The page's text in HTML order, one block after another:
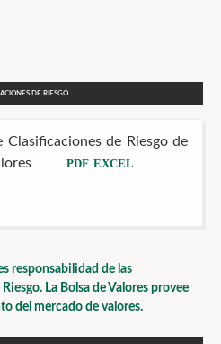
DE RIESGO
de Riesgo de
valores PDF EXCEL
responsabilidad de las
La Bolsa de Valores provee
del mercado de valores.